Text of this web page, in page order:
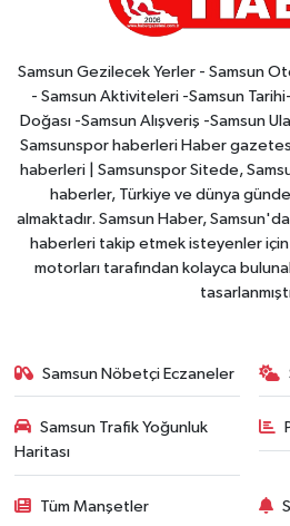
Samsun Gezilecek Yerler - Samsun
- Samsun Aktiviteleri -Samsun
Doğası -Samsun Alışveriş -Samsun
Samsunspor haberleri Haber
haberleri | Samsunspor Sitede,
haberler, Türkiye ve dünya
almaktadır. Samsun Haber,
haberleri takip etmek isteyenler için
motorları tarafından kolayca
Samsun Nöbetçi Eczaneler
Samsun Trafik Yoğunluk
Haritası
Tüm Manşetler